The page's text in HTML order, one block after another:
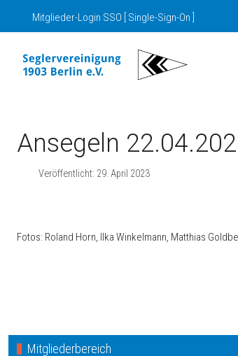
Mitglieder-Login SSO [ Single-Sign-On ]
Ansegeln
Veröffentlicht: 29. April 2023
Fotos: Roland Horn, Ilka Winkelmann, Matthias
Mitgliederbereich